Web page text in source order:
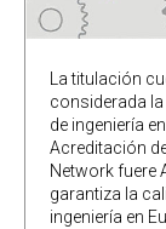
La titulación
considerada
de ingeniería
Acreditación
Network fuere
garantiza la
ingeniería en